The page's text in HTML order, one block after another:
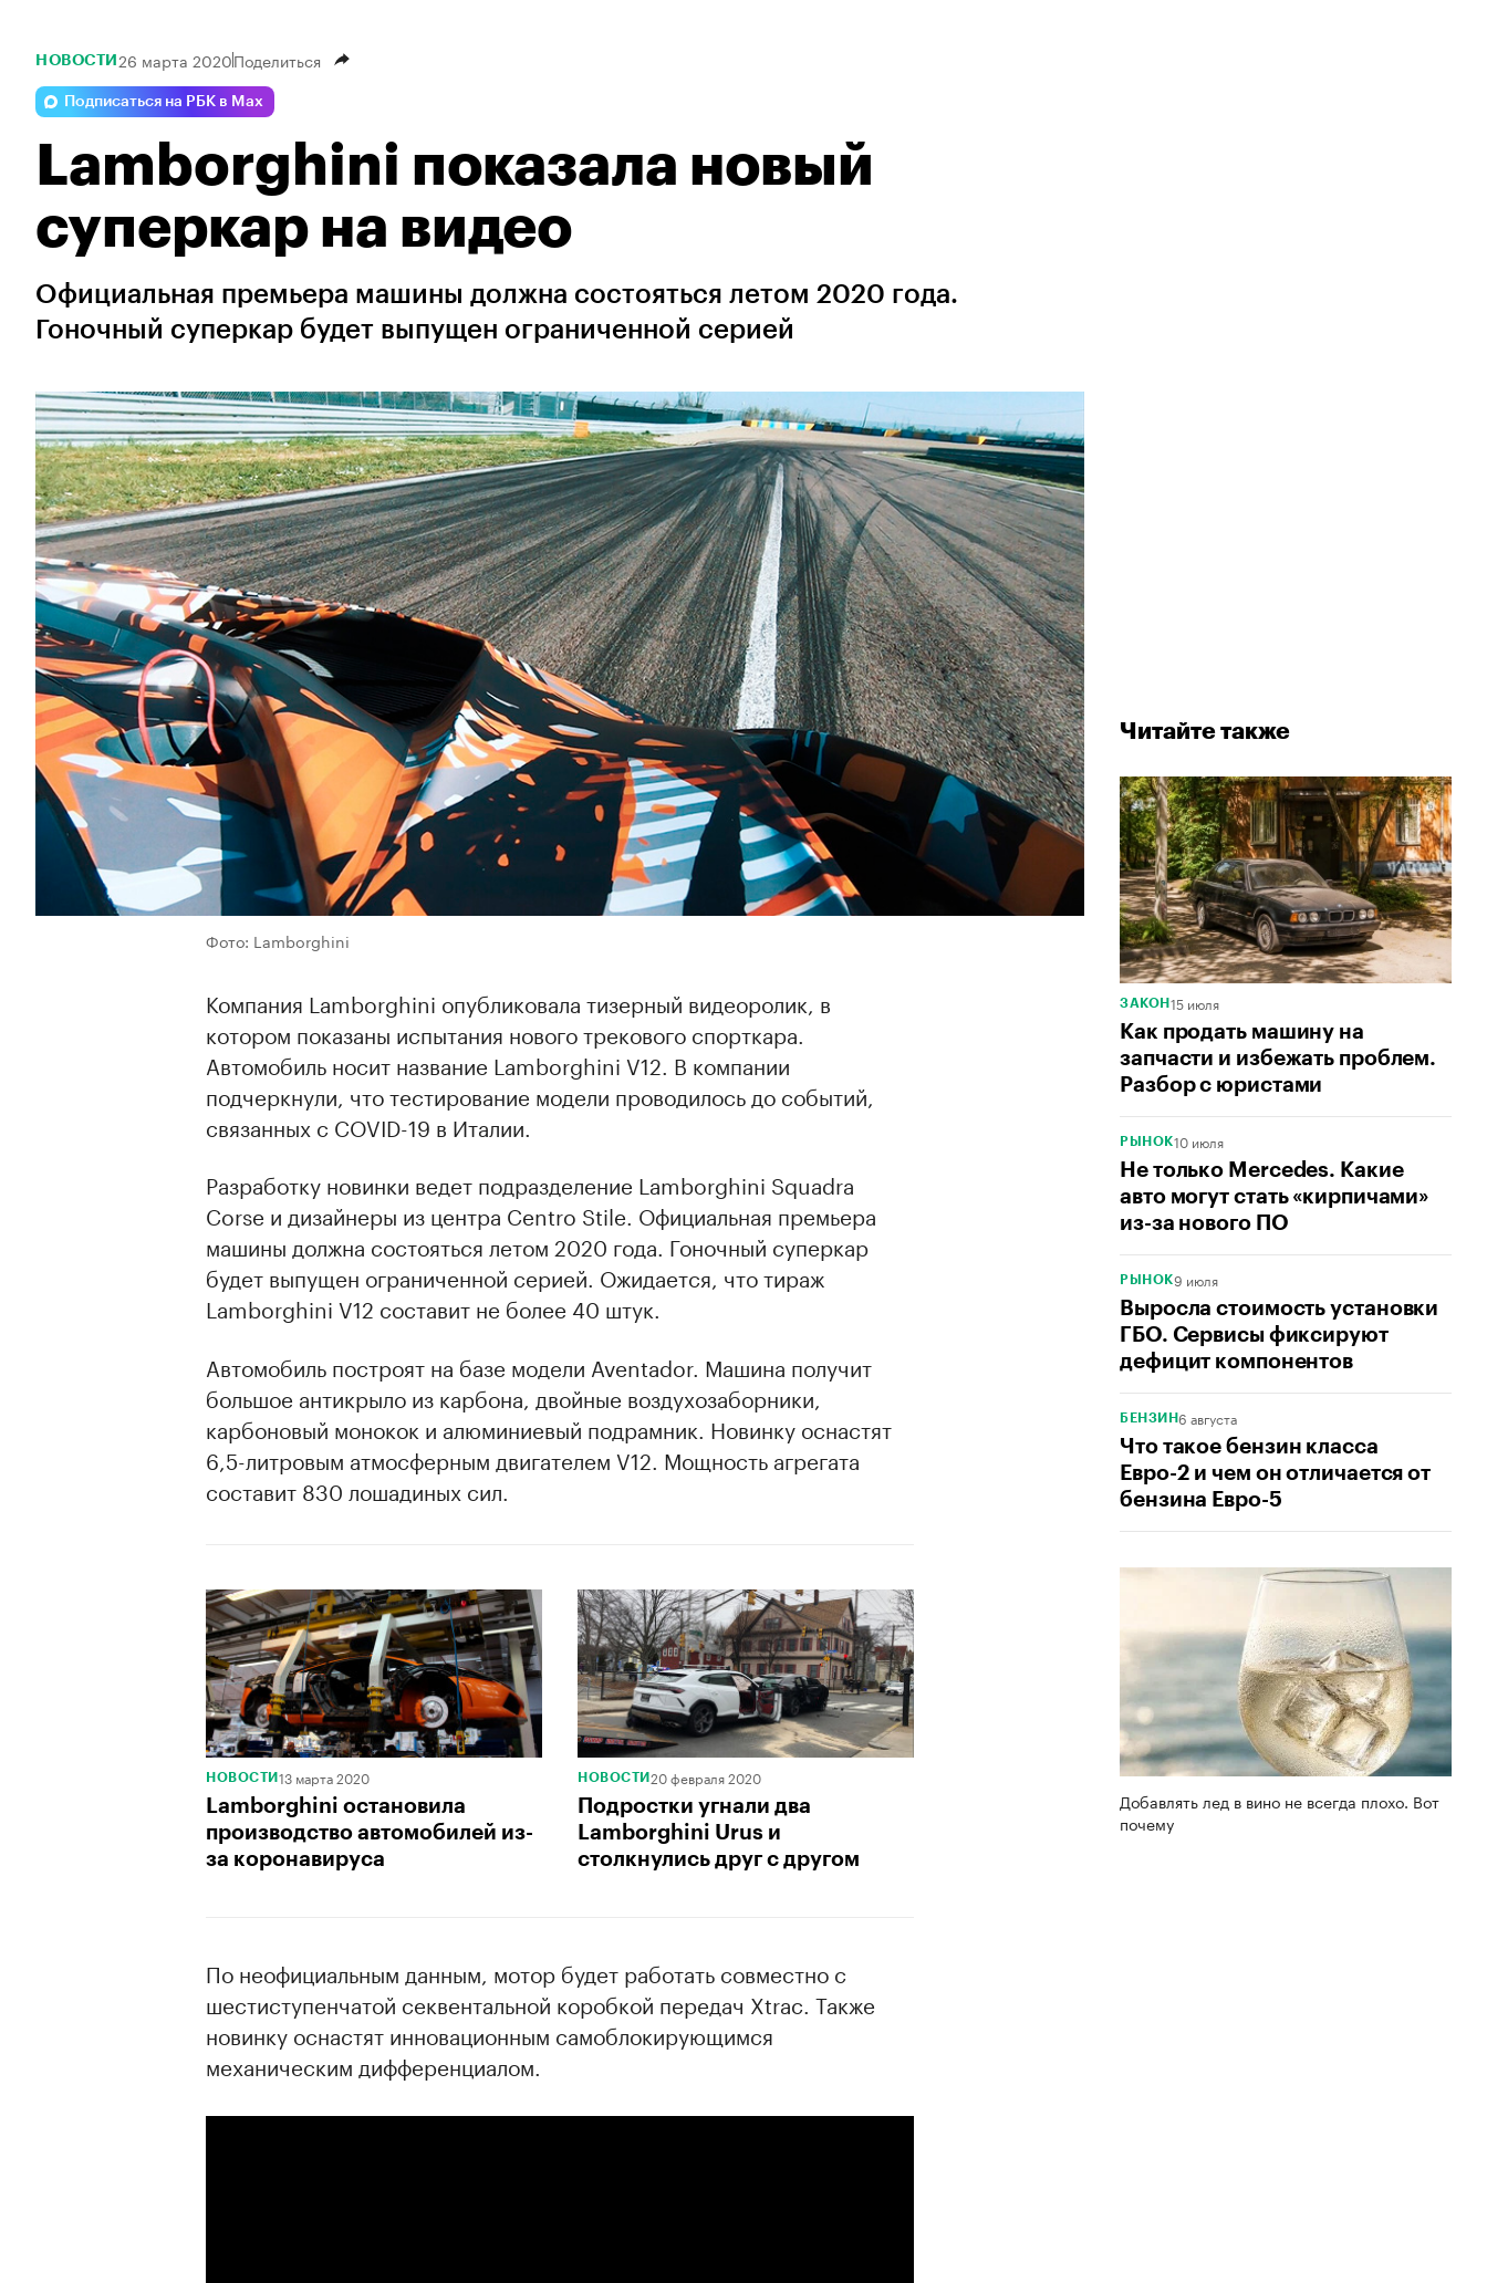
Читайте также
ЗАКОН 15 июля
Как продать машину на
запчасти и избежать проблем.
Разбор с юристами
РЫНОК10 июля
Не только Mercedes. Какие
авто могут стать «кирпичами»
из-за нового ПО
РЫНОК9 июля
Выросла стоимость установки
ГБО. Сервисы фиксируют
дефицит компонентов
БЕНЗИН6 августа
Что такое бензин класса
Евро-2 и чем он отличается от
бензина Евро-5
Добавлять лед в вино не всегда плохо. Вот
почему
НОВОСТИ 26 марта 2020Поделиться
Подписаться на РБК в Max
Lamborghini показала новый
суперкар на видео
Официальная премьера машины должна состояться летом 2020 года.
Гоночный суперкар будет выпущен ограниченной серией
Фото: Lamborghini
Компания Lamborghini опубликовала тизерный видеоролик, в
котором показаны испытания нового трекового спорткара.
Автомобиль носит название Lamborghini V12. В компании
подчеркнули, что тестирование модели проводилось до событий,
связанных с COVID-19 в Италии.
Разработку новинки ведет подразделение Lamborghini Squadra
Corse и дизайнеры из центра Centro Stile. Официальная премьера
машины должна состояться летом 2020 года. Гоночный суперкар
будет выпущен ограниченной серией. Ожидается, что тираж
Lamborghini V12 составит не более 40 штук.
00:00 / 00:00
Автомобиль построят на базе модели Aventador. Машина получит
большое антикрыло из карбона, двойные воздухозаборники,
карбоновый монокок и алюминиевый подрамник. Новинку оснастят
6,5-литровым атмосферным двигателем V12. Мощность агрегата
составит 830 лошадиных сил.
НОВОСТИ 13 марта 2020
Lamborghini остановила
производство автомобилей из-
за коронавируса
НОВОСТИ 20 февраля 2020
Подростки угнали два
Lamborghini Urus и
столкнулись друг с другом
По неофициальным данным, мотор будет работать совместно с
шестиступенчатой секвентальной коробкой передач Xtrac. Также
новинку оснастят инновационным самоблокирующимся
механическим дифференциалом.